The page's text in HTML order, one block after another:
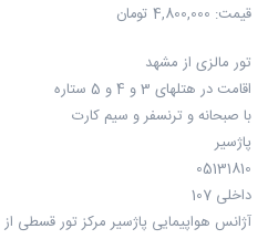
قیمت: 4,800,000 تومان
تور مالزی از مشهد
اقامت در هتلهای 3 و 4 و 5 ستاره
با صبحانه و ترنسفر و سیم کارت
پاژسیر
05131810
داخلی 107
آژانس هواپیمایی پاژسیر مرکز تور قسطی از مشهد